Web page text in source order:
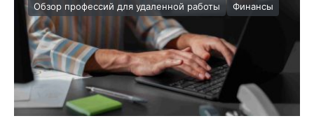
Обзор профессий для удаленной работы
Финансы